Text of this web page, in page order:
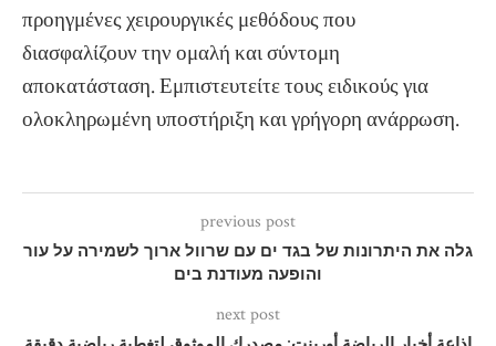
προηγμένες χειρουργικές μεθόδους που
διασφαλίζουν την ομαλή και σύντομη
αποκατάσταση. Εμπιστευτείτε τους ειδικούς για
ολοκληρωμένη υποστήριξη και γρήγορη ανάρρωση.
previous post
גלה את היתרונות של בגד ים עם שרוול ארוך לשמירה על עור
והופעה מעודנת בים
next post